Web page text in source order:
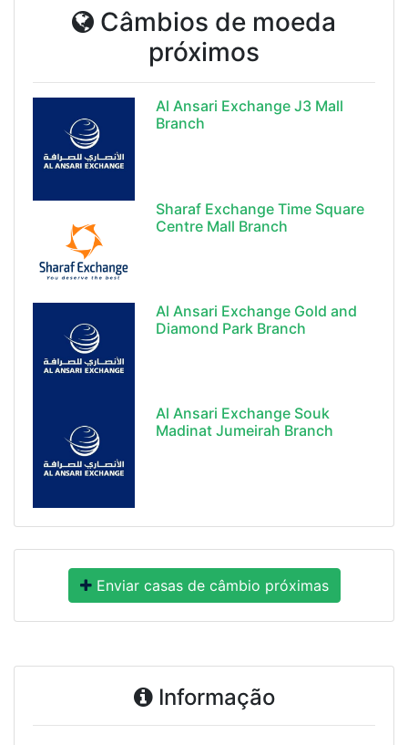
Câmbios de moeda
próximos
Al Ansari Exchange J3 Mall
Branch
Sharaf Exchange Time Square
Centre Mall Branch
Al Ansari Exchange Gold and
Diamond Park Branch
Al Ansari Exchange Souk
Madinat Jumeirah Branch
Enviar casas de câmbio próximas
Informação